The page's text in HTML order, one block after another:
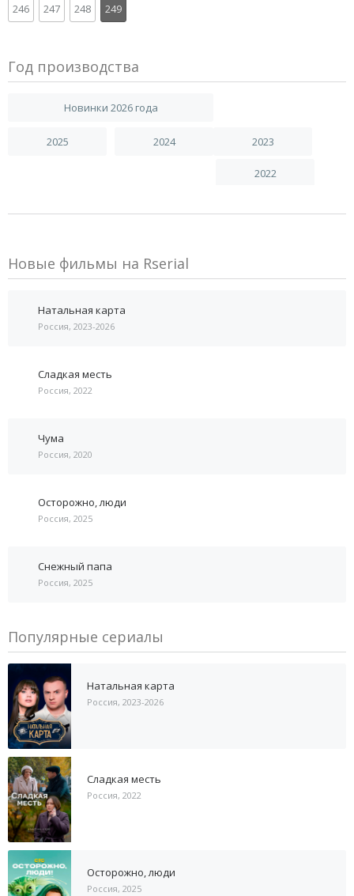
246
247 248 249
Год производства
Новинки 2026 года
2025 2024 2023
2022
Новые фильмы на Rserial
Натальная карта
Россия, 2023-2026
Сладкая месть
Россия, 2022
Чума
Россия, 2020
Осторожно, люди
Россия, 2025
Снежный папа
Россия, 2025
Популярные сериалы
Натальная карта
Россия, 2023-2026
Сладкая месть
Россия, 2022
Осторожно, люди
Россия, 2025